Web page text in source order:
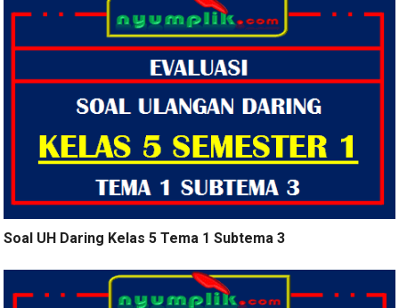
Soal UH Daring Kelas 5 Tema 1 Subtema 3